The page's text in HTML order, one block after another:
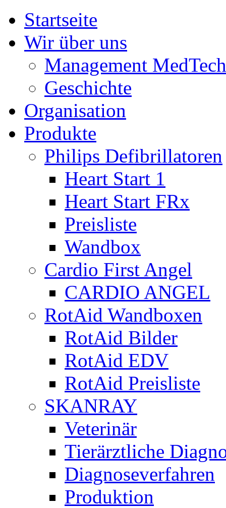
Startseite
Wir über uns
Management MedTech
Geschichte
Organisation
Produkte
Philips Defibrillatoren
Heart Start 1
Heart Start FRx
Preisliste
Wandbox
Cardio First Angel
CARDIO ANGEL
RotAid Wandboxen
RotAid Bilder
RotAid EDV
RotAid Preisliste
SKANRAY
Veterinär
Tierärztliche
Diagnoseverfahren
Produktion